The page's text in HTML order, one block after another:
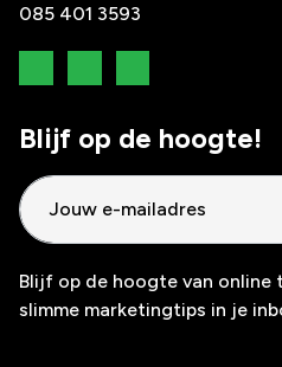
085 401 3593
Blijf op de hoogte van online
slimme marketingtips in je
Blijf op de hoogte!